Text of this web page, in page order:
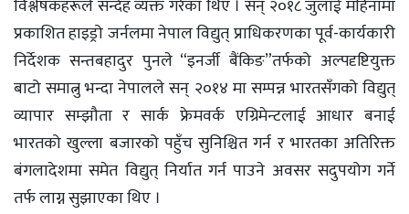
विश्लेषकहरूले सन्देह व्यक्त गरेका थिए । सन् २०१८ जुलाई महिनामा
प्रकाशित हाइड्रो जर्नलमा नेपाल विद्युत् प्राधिकरणका पूर्व-कार्यकारी
निर्देशक सन्तबहादुर पुनले “इनर्जी बैंकिङ”तर्फको अल्पदृष्टियुक्त
बाटो समात्नु भन्दा नेपालले सन् २०१४ मा सम्पन्न भारतसँगको विद्युत्
व्यापार सम्झौता र सार्क फ्रेमवर्क एग्रिमेन्टलाई आधार बनाई
भारतको खुल्ला बजारको पहुँच सुनिश्चित गर्न र भारतका अतिरिक्त
बंगलादेशमा समेत विद्युत् निर्यात गर्न पाउने अवसर सदुपयोग गर्ने
तर्फ लाग्न सुझाएका थिए ।